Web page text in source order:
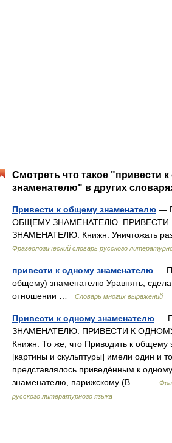
Смотреть что такое "привести
знаменателю" в других
Привести к общему знаменателю —
ОБЩЕМУ ЗНАМЕНАТЕЛЮ.
ЗНАМЕНАТЕЛЮ. Книжн. Уничтожать
Фразеологический словарь русского
привести к одному знаменателю —
общему) знаменателю Уравнять,
отношении …
Словарь многих выражений
Привести к одному знаменателю —
ЗНАМЕНАТЕЛЮ. ПРИВЕСТИ К
Книжн. То же, что Приводить к общему
[картины и скульптуры] имели один и
представлялось приведённым к
знаменателю, парижскому (В.… …
русского литературного языка